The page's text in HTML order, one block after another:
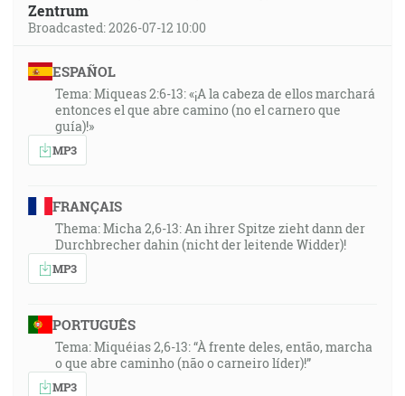
Zentrum
Broadcasted: 2026-07-12 10:00
ESPAÑOL
Tema: Miqueas 2:6-13: «¡A la cabeza de ellos marchará
entonces el que abre camino (no el carnero que
guía)!»
MP3
FRANÇAIS
Thema: Micha 2,6-13: An ihrer Spitze zieht dann der
Durchbrecher dahin (nicht der leitende Widder)!
MP3
PORTUGUÊS
Tema: Miquéias 2,6-13: “À frente deles, então, marcha
o que abre caminho (não o carneiro líder)!”
MP3